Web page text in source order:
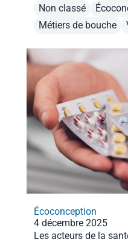
et les Hauts-de-
réemploi. Engagez-vous dans ce dispositif en
Non classé
Métiers de bouche
Écoconception
4 décembre 2025
Les acteurs de la